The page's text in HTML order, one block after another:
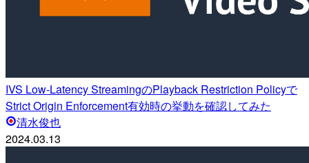
IVS Low-Latency StreamingのPlayback Restriction Policyで
Strict Origin Enforcement有効時の挙動を確認してみた
清水俊也
2024.03.13